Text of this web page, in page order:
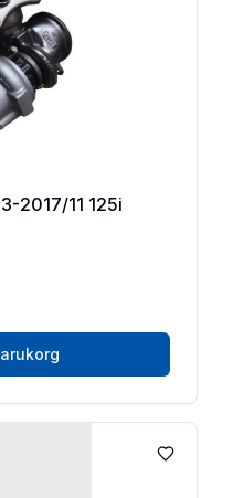
2017/11 125i
Lägg till